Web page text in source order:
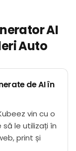
AI
Auto
de AI în
vin cu o
le utilizați în
print și